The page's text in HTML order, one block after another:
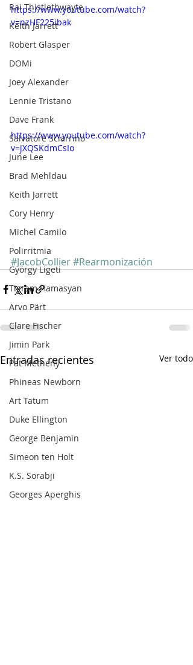
Rai Thistlethwayte
Keith Jarrett
Robert Glasper
DOMi
Joey Alexander
Lennie Tristano
Dave Frank
Salvatore Sciarrino
June Lee
Brad Mehldau
Keith Jarrett
Cory Henry
Michel Camilo
Polirritmia
György Ligeti
Tigram Hamasyan
Arvo Pärt
Clare Fischer
Jimin Park
Pat Metheny
Phineas Newborn
Art Tatum
Duke Ellington
George Benjamin
Simeon ten Holt
K.S. Sorabji
Georges Aperghis
https://www.youtube.com/watch?
v=nzHF225ibak
https://www.youtube.com/watch?
v=jXQSKdmCsIo
#JacobCollier#Rearmonización
Entradas recientes Ver todo